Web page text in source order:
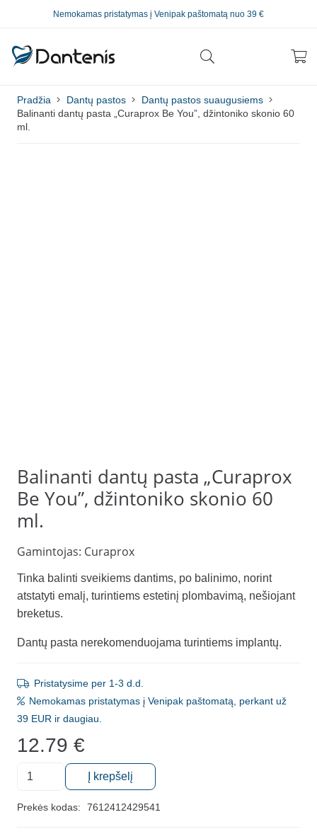
Nemokamas pristatymas į Venipak paštomatą nuo 39 €
Pradžia Dantų pastos
Dantų pastos suaugusiems
Balinanti dantų pasta „Curaprox Be You”, džintoniko skonio 60
ml.
Balinanti dantų pasta „Curaprox
Be You”, džintoniko skonio 60
ml.
Gamintojas: Curaprox
Tinka balinti sveikiems dantims, po balinimo, norint
atstatyti emalį, turintiems estetinį plombavimą, nešiojant
breketus.
Dantų pasta nerekomenduojama turintiems implantų.
Pristatysime per 1-3 d.d.
Nemokamas pristatymas į Venipak paštomatą, perkant už
39 EUR ir daugiau.
12.79 €
produkto
Balinanti
Į krepšelį
Prekės kodas: 7612412429541